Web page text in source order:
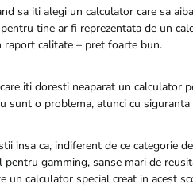
sa iti alegi un calculator care sa
tine ar fi reprezentata de un
raport calitate – pret foarte bun.
iti doresti neaparat un calculator
sunt o problema, atunci cu
insa ca, indiferent de ce categorie
pentru gamming, sanse mari de
un calculator special creat in acest